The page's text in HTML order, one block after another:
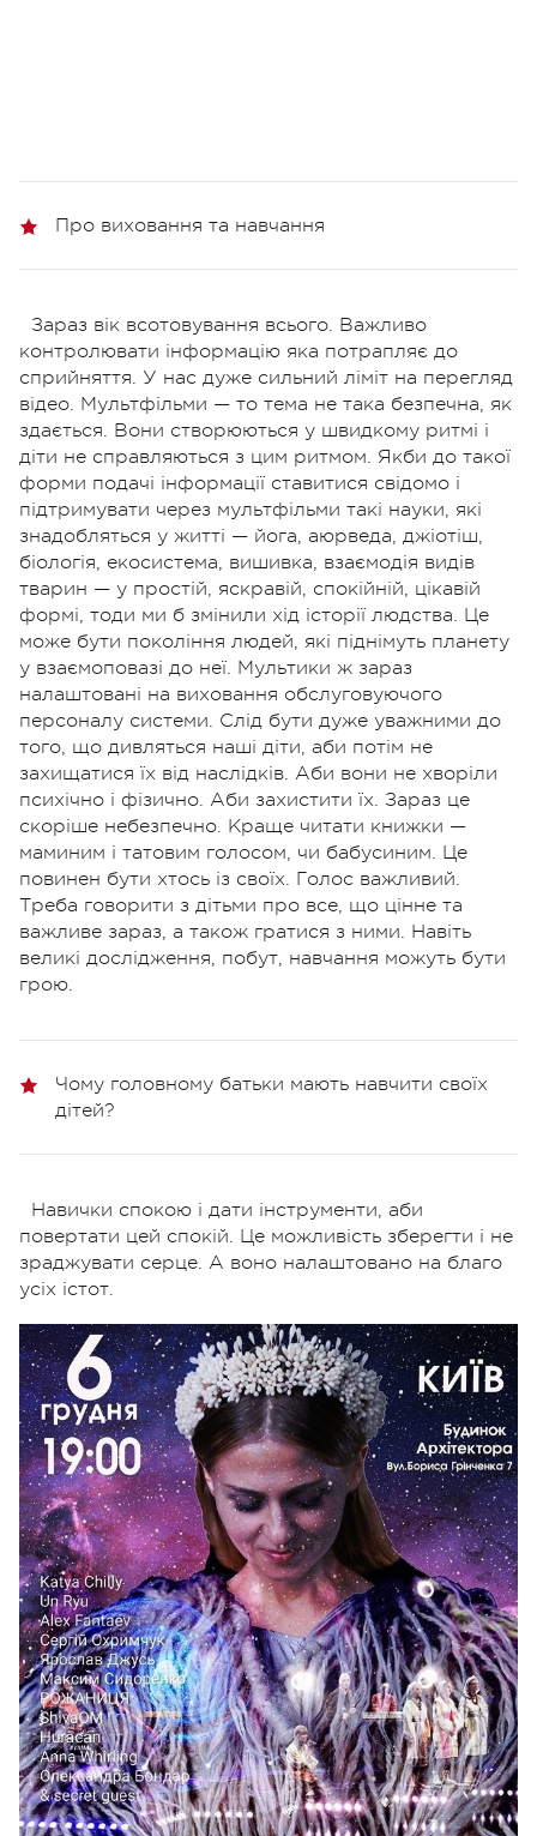
Про виховання та навчання
Зараз вік всотовування всього. Важливо
контролювати інформацію яка потрапляє до
сприйняття. У нас дуже сильний ліміт на перегляд
відео. Мультфільми — то тема не така безпечна, як
здається. Вони створюються у швидкому ритмі і
діти не справляються з цим ритмом. Якби до такої
форми подачі інформації ставитися свідомо і
підтримувати через мультфільми такі науки, які
знадобляться у житті — йога, аюрведа, джіотіш,
біологія, екосистема, вишивка, взаємодія видів
тварин — у простій, яскравій, спокійній, цікавій
формі, тоди ми б змінили хід історії людства. Це
може бути покоління людей, які піднімуть планету
у взаємоповазі до неї. Мультики ж зараз
налаштовані на виховання обслуговуючого
персоналу системи. Слід бути дуже уважними до
того, що дивляться наші діти, аби потім не
захищатися їх від наслідків. Аби вони не хворіли
психічно і фізично. Аби захистити їх. Зараз це
скоріше небезпечно. Краще читати книжки —
маминим і татовим голосом, чи бабусиним. Це
повинен бути хтось із своїх. Голос важливий.
Треба говорити з дітьми про все, що цінне та
важливе зараз, а також гратися з ними. Навіть
великі дослідження, побут, навчання можуть бути
грою.
Чому головному батьки мають навчити своїх
дітей?
Навички спокою і дати інструменти, аби
повертати цей спокій. Це можливість зберегти і не
зраджувати серце. А воно налаштовано на благо
усіх істот.